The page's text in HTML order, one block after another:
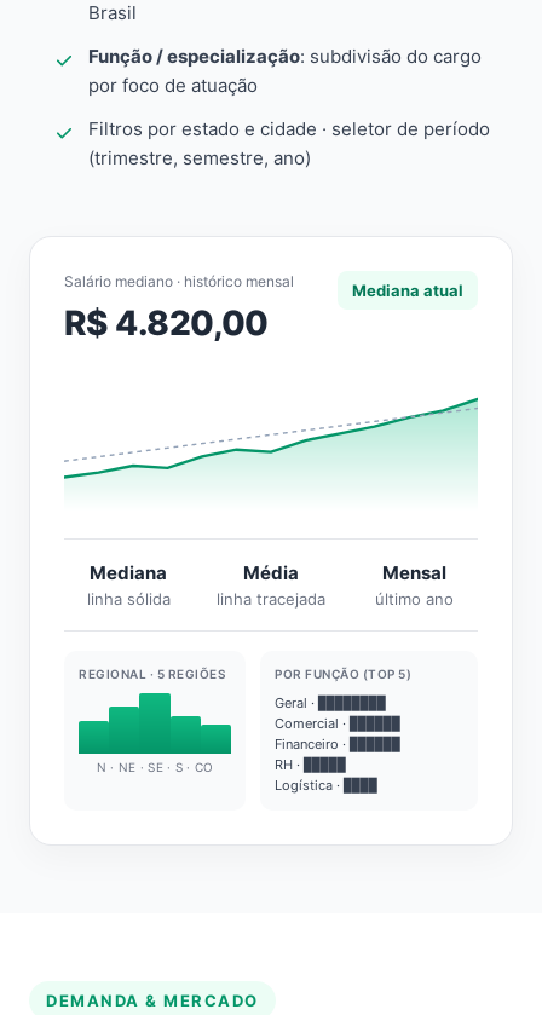
Brasil
Função / especialização: subdivisão do cargo
por foco de atuação
Filtros por estado e cidade · seletor de período
(trimestre, semestre, ano)
Salário mediano · histórico mensal
R$ 4.820,00
Mediana atual
Mediana
linha sólida
Média
linha tracejada
Mensal
último ano
REGIONAL · 5 REGIÕES
N · NE · SE · S · CO
POR FUNÇÃO (TOP 5)
Geral · ████████
Comercial · ██████
Financeiro · ██████
RH · █████
Logística · ████
DEMANDA & MERCADO